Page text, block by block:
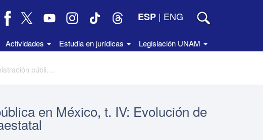
ESP | ENG
Actividades Estudia en jurídicas Legislación UNAM
200 años de administración pública en México, t. IV: Evolución de la administración pública paraestatal
en México, t. IV: Evolución de